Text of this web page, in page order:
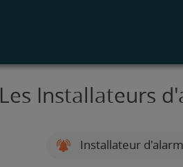
Les Installateurs
Installateur